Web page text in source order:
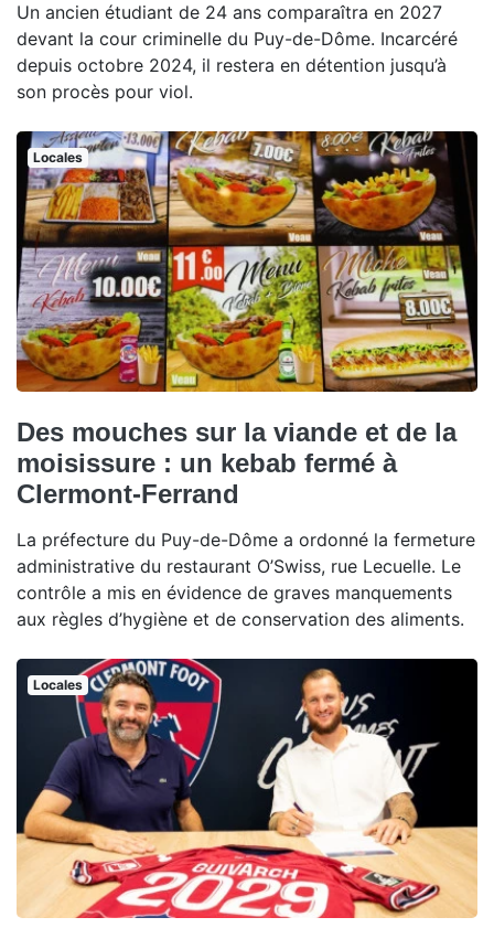
Un ancien étudiant de 24 ans comparaîtra en 2027
devant la cour criminelle du Puy-de-Dôme. Incarcéré
depuis octobre 2024, il restera en détention jusqu’à
son procès pour viol.
Locales
Des mouches sur la viande et de la
moisissure : un kebab fermé à
Clermont-Ferrand
La préfecture du Puy-de-Dôme a ordonné la fermeture
administrative du restaurant O’Swiss, rue Lecuelle. Le
contrôle a mis en évidence de graves manquements
aux règles d’hygiène et de conservation des aliments.
Locales